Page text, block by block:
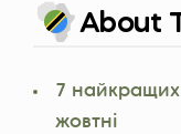
About
7 найкращих
жовтні